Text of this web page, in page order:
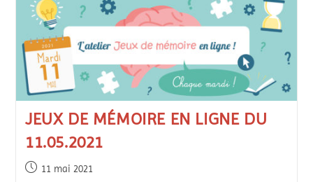
JEUX DE MÉMOIRE EN LIGNE DU
11.05.2021
11 mai 2021